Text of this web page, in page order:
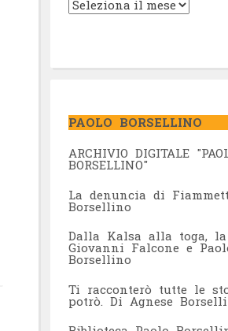
PAOLO BORSELLINO
ARCHIVIO DIGITALE
BORSELLINO"
La denuncia di
Borsellino
Dalla Kalsa alla toga,
Giovanni Falcone e
Borsellino
Ti racconterò tutte le
potrò. Di Agnese